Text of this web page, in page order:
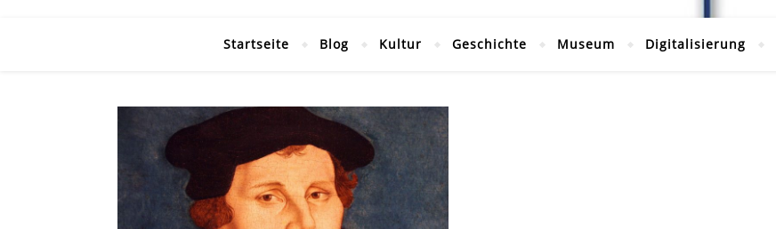
Startseite Blog Kultur Geschichte Museum Digitalisierung